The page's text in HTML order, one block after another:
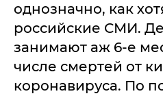
однозначно, как
российские СМИ.
занимают аж 6-е
числе смертей от
коронавируса. По